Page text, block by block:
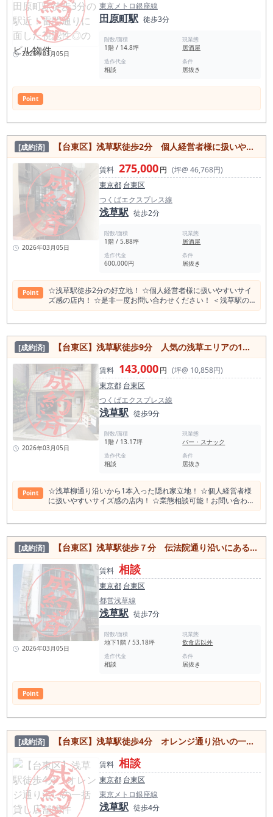
2026年03月05日
東京メトロ銀座線
田原町駅 徒歩3分
階数/面積
1階 / 14.8坪
現業態
居酒屋
造作代金
相談
条件
居抜き
Point
[成約済] 【台東区】浅草駅徒歩2分 個人経営者様に扱いやすいサイズ感の店内！
2026年03月05日
賃料 275,000円 (坪@ 46,768円)
東京都 台東区
つくばエクスプレス線
浅草駅 徒歩2分
階数/面積
1階 / 5.88坪
現業態
居酒屋
造作代金
600,000円
条件
居抜き
Point
☆浅草駅徒歩2分の好立地！ ☆個人経営者様に扱いやすいサイ
ズ感の店内！ ☆是非一度お問い合わせください！ ＜浅草駅の
店舗賃料相場情報（直近1年間）＞ 平均坪単価 24,477円
2024年） 平均坪単価 2024年 26,154円 2023年 24,717円 2022
年 25,502円 2021年 25,621円 ＜浅草駅飲食店数 1964件＞
（食べログ調べ） 観光地の特徴が大きく出ている飲食店店分布
になっている。 和食、カフェ、スイーツ店のシェアは東京都内
でも突出しており、カフェが3位になるのは他にはない。 スイ
ーツ店も4位の236店は他にはない。 比較的穴があるとする
と、中華料理、焼肉、カレーは店数も少なく、割って入る余地
はありそう。 和食 620店 居酒屋 483店 カフェ 307店
スイーツ店 236店 洋食・西洋料理 198店 バー
196店 中華料理 102店 ラーメン店 89店 アジアエスニック 74
店 焼肉ホルモン 68店 パン・サンドイッチ 64店 カレー 49店 ＜
浅草駅周辺スポット情報＞ 浅草寺 浅草エリア 雷門 浅草神社 宝
蔵門 新仲見世商店街 観音通り 浅草花やしき 浅草演芸ホール 傳
法院通 浅草花劇場 浅草雷門通り商店街 オレンジ通り 本龍院 待
千日 ほおずき市 浅草リトルシアター 浅草ロックス 浅草公会堂
浅草歳の市 曙湯 浅草六区ゆめまち劇場 浅草文化観光センター
台東区立 待乳山聖天公園 スターの広場 浅草ハレテラス 浅草観
音戒殺碑 <浅草駅 一日平均の乗降客数> 東京メトロ浅草駅
84,355人 2022年 都営浅草線浅草駅 45,976人 2022年 東武
スカイツリーライン浅草駅 38,346人 2023年 合計168,677
人
[成約済] 【台東区】浅草駅徒歩9分 人気の浅草エリアの1階路面店舗！
2026年03月05日
賃料 143,000円 (坪@ 10,858円)
東京都 台東区
つくばエクスプレス線
浅草駅 徒歩9分
階数/面積
1階 / 13.17坪
現業態
バー・スナック
造作代金
相談
条件
居抜き
Point
☆浅草柳通り沿いから1本入った隠れ家立地！ ☆個人経営者様
に扱いやすいサイズ感の店内！ ☆業態相談可能！お問い合わせ
ください！ ＜浅草駅の店舗賃料相場情報（直近1年間）＞ 平均
年別推移＞（2021年〜2024年） 平均坪単価 2024年 26,154円
2023年 24,717円 2022年 25,502円 2021年 25,621円 ＜浅草駅
飲食店数 1964件＞（食べログ調べ） 観光地の特徴が大きく
出ている飲食店店分布になっている。 和食、カフェ、スイーツ
店のシェアは東京都内でも突出しており、カフェが3位になる
のは他にはない。 スイーツ店も4位の236店は他にはない。 比
較的穴があるとすると、中華料理、焼肉、カレーは店数も少な
く、割って入る余地はありそう。 和食 620店 居酒屋
483店 カフェ 307店 スイーツ店 236店 洋食・西洋料理 198
店 バー 196店 中華料理 102店 ラーメン店 89店
アジアエスニック 74店 焼肉ホルモン 68店 パン・サンドイッ
チ 64店 カレー 49店 ＜浅草駅周辺スポット情報＞ 浅草寺 浅草
エリア 雷門 浅草神社 宝蔵門 新仲見世商店街 観音通り 浅草花
やしき 浅草演芸ホール 傳法院通 浅草花劇場 浅草雷門通り商店
劇場 浅草文化観光センター 台東区立 待乳山聖天公園 スターの
広場 浅草ハレテラス 浅草観音戒殺碑 <浅草駅 一日平均の乗降
駅 45,976人 2022年 東武スカイツリーライン浅草駅
38,346人 2023年 合計168,677人
[成約済] 【台東区】浅草駅徒歩７分 伝法院通り沿いにあるカラオケ店舗居抜き物件！
2026年03月05日
賃料 相談
東京都 台東区
都営浅草線
浅草駅 徒歩7分
階数/面積
地下1階 / 53.18坪
現業態
飲食店以外
造作代金
相談
条件
居抜き
Point
[成約済] 【台東区】浅草駅徒歩4分 オレンジ通り沿いの一括貸し店舗物件
賃料 相談
東京都 台東区
東京メトロ銀座線
浅草駅 徒歩4分